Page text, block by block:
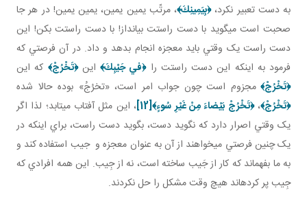
به دست تعبير نکرد،﴿بِيَمِينِكَ﴾، مرتّب يمين يمين، يمين يمين! در هر جا
صحبت است مي گويد با دست راستت بيانداز! با دست راستت بکن! اين
دست راست يک وقتي بايد معجزه انجام بدهد و داد. در آن فرصتي که
فرمود به اينکه اين دست راستت را﴿في‏ جَيْبِكَ﴾ اين﴿تَخْرُجْ﴾ که اين
﴿تَخْرُجْ﴾مجزوم است چون جواب امر است، «تخرُجُ» بوده حالا شده
﴿تَخْرُجْ﴾،﴿تَخْرُجْ بَيْضاءَ مِنْ غَيْرِ سُوءٍ﴾[12]
، اين مثل آفتاب مي تابد؛ لذا اگر
يک وقتي اصرار دارد که نگويد دست، بگويد دست راست، براي اينکه در
يک چنين فرصتي مي خواهند از آن به عنوان معجزه و جيب استفاده کند و
به ما بفهماند که کار از جَيب ساخته است، نه از جِيب. اين همه افرادي که
جِيب پر کرده اند هيچ وقت مشکل را حل نکردند.